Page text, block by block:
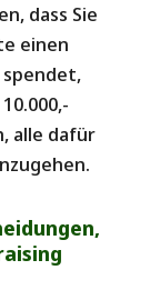
dass Sie
einen
spendet,
alle dafür